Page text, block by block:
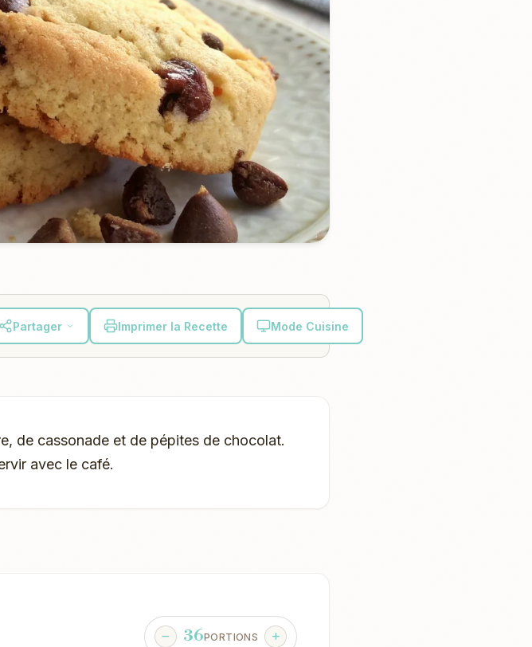
Partager Imprimer la Recette Mode Cuisine
de cassonade et de pépites de chocolat.
avec le café.
36PORTIONS